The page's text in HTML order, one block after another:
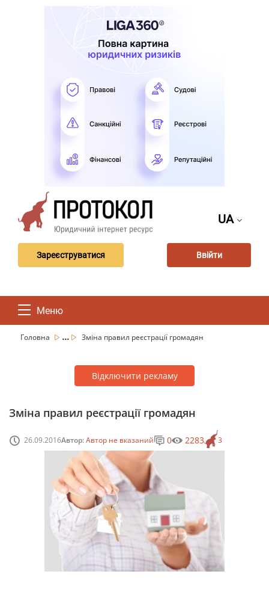
UA
Зареєструватися Ввійти
Меню
Головна ... Зміна правил реєстрації громадян
Відключити рекламу
Зміна правил реєстрації громадян
26.09.2016Автор:Автор не вказаний 3
0 2283